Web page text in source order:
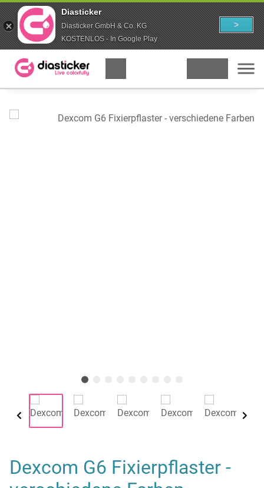
Diasticker
Diasticker GmbH & Co. KG
KOSTENLOS - In Google Play
>
Dexcom G6 Fixierpflaster -